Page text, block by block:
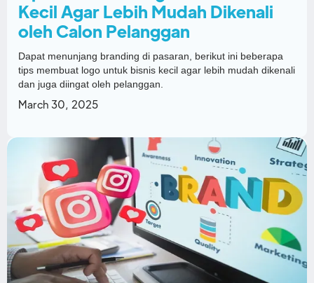
Kecil Agar Lebih Mudah Dikenali
oleh Calon Pelanggan
Dapat menunjang branding di pasaran, berikut ini beberapa
tips membuat logo untuk bisnis kecil agar lebih mudah dikenali
dan juga diingat oleh pelanggan.
March 30, 2025